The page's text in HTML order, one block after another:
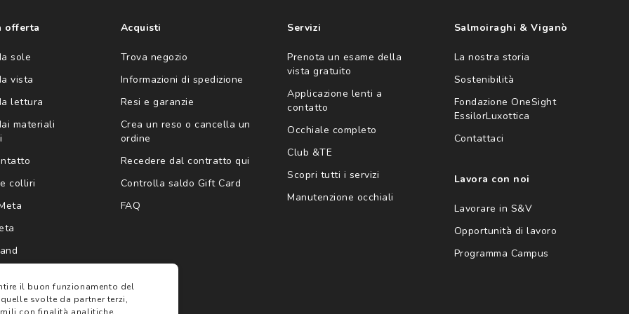
(consultare
offerta
sole
vista
lettura
materiali
colliri
Acquisti
Trova negozio
Informazioni di spedizione
Resi e garanzie
Crea un reso o cancella un
ordine
Recedere dal contratto qui
Controlla saldo Gift Card
FAQ
Servizi
Prenota un esame della
vista gratuito
Applicazione lenti a
contatto
Occhiale completo
Club &TE
Scopri tutti i servizi
Manutenzione occhiali
Salmoiraghi & Viganò
La nostra storia
Sostenibilità
Fondazione OneSight
EssilorLuxottica
Contattaci
Lavora con noi
Lavorare in S&V
Opportunità di lavoro
Programma Campus
il buon funzionamento del
svolte da partner terzi,